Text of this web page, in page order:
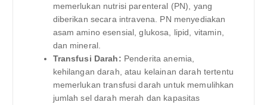
memerlukan nutrisi parenteral (PN), yang
diberikan secara intravena. PN menyediakan
asam amino esensial, glukosa, lipid, vitamin,
dan mineral.
Transfusi Darah: Penderita anemia,
kehilangan darah, atau kelainan darah tertentu
memerlukan transfusi darah untuk memulihkan
jumlah sel darah merah dan kapasitas